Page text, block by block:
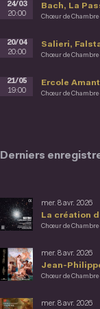
Bach, La
Chœur de Chambre
24/03
20:00
Salieri,
Chœur de Chambre
20/04
20:00
Ercole
Chœur de Chambre
21/05
19:00
Derniers
La création
mer. 8 avr. 2026
Chœur de Chambre
Jean-
mer. 8 avr. 2026
Chœur de Chambre
mer. 8 avr. 2026